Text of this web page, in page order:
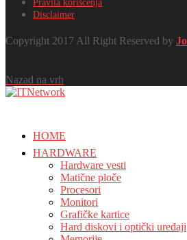
Pravila korišćenja
Disclaimer
Copyright 2017 All Right Reserved by
Nazad na vrh
HOME
HARDWARE
Hardware vesti
Matične ploče
Procesori
Monitori
Grafičke kartice
Hard diskovi i optički uređaji